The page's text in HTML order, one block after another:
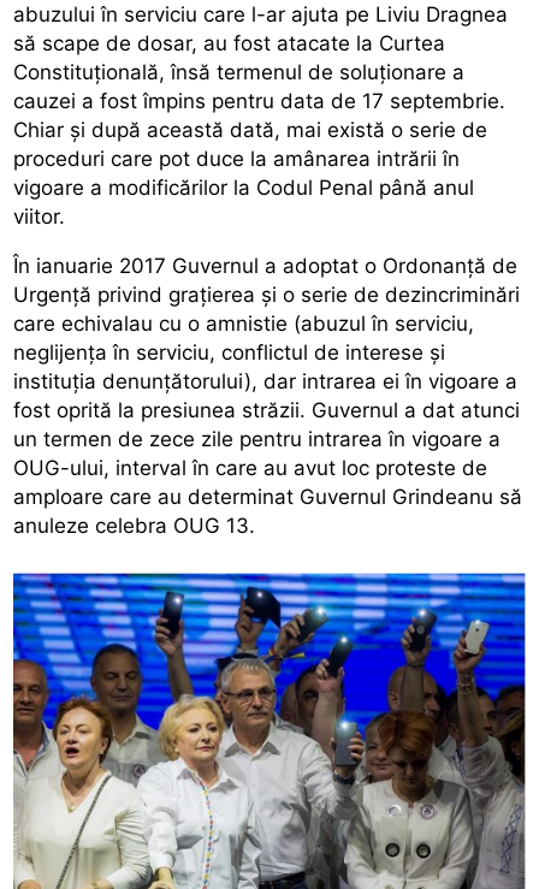
abuzului în serviciu care l-ar ajuta pe Liviu Dragnea
să scape de dosar, au fost atacate la Curtea
Constituțională, însă termenul de soluționare a
cauzei a fost împins pentru data de 17 septembrie.
Chiar și după această dată, mai există o serie de
proceduri care pot duce la amânarea intrării în
vigoare a modificărilor la Codul Penal până anul
viitor.
În ianuarie 2017 Guvernul a adoptat o Ordonanță de
Urgență privind grațierea și o serie de dezincriminări
care echivalau cu o amnistie (abuzul în serviciu,
neglijența în serviciu, conflictul de interese și
instituția denunțătorului), dar intrarea ei în vigoare a
fost oprită la presiunea străzii. Guvernul a dat atunci
un termen de zece zile pentru intrarea în vigoare a
OUG-ului, interval în care au avut loc proteste de
amploare care au determinat Guvernul Grindeanu să
anuleze celebra OUG 13.